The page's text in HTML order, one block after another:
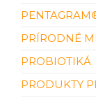
PRÍRODNÉ
PROBIOTIKÁ
PRODUKTY